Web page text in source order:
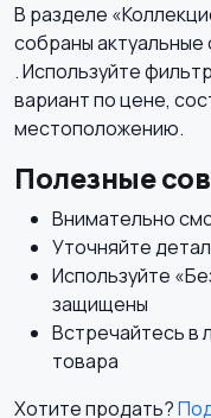
В разделе
собраны
. Используйте
вариант по цене,
местоположению.
Полезные
Внимательно
Уточняйте
Используйте
защищены
Встречайтесь в
товара
Хотите продать?